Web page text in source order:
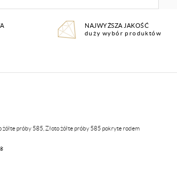
NAJWYŻSZA JAKOŚĆ
duży wybór produktów
żółte próby 585, Złoto żółte próby 585 pokryte rodem